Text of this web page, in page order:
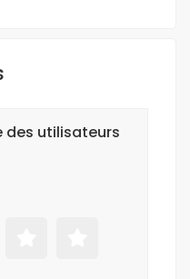
des utilisateurs